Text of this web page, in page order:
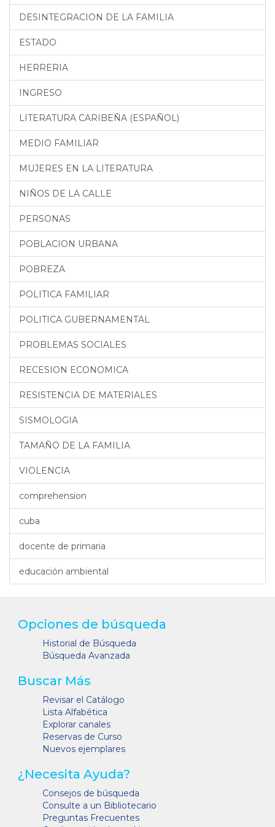
DESINTEGRACION DE LA FAMILIA
ESTADO
HERRERIA
INGRESO
LITERATURA CARIBEÑA (ESPAÑOL)
MEDIO FAMILIAR
MUJERES EN LA LITERATURA
NIÑOS DE LA CALLE
PERSONAS
POBLACION URBANA
POBREZA
POLITICA FAMILIAR
POLITICA GUBERNAMENTAL
PROBLEMAS SOCIALES
RECESION ECONOMICA
RESISTENCIA DE MATERIALES
SISMOLOGIA
TAMAÑO DE LA FAMILIA
VIOLENCIA
comprehension
cuba
docente de primaria
educación ambiental
Opciones de búsqueda
Historial de Búsqueda
Búsqueda Avanzada
Buscar Más
Revisar el Catálogo
Lista Alfabética
Explorar canales
Reservas de Curso
Nuevos ejemplares
¿Necesita Ayuda?
Consejos de búsqueda
Consulte a un Bibliotecario
Preguntas Frecuentes